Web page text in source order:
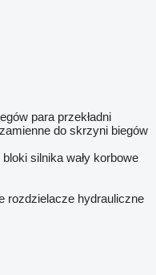
para przekładni
do skrzyni biegów
bloki silnika wały korbowe
rozdzielacze hydrauliczne